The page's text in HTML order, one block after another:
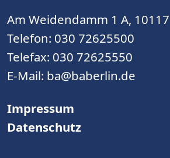
Am Weidendamm 1 A,
Telefon: 030 72625500
Telefax: 030 72625550
E-Mail: ba@baberlin.de
Impressum
Datenschutz